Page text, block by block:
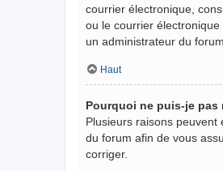
courrier électronique,
ou le courrier
un administrateur du forum.
Haut
Pourquoi ne puis-je pas
Plusieurs raisons peuvent
du forum afin de vous
corriger.